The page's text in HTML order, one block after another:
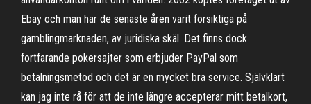
Ebay och man har de senaste åren varit försiktiga på
gamblingmarknaden, av juridiska skäl. Det finns dock
fortfarande pokersajter som erbjuder PayPal som
betalningsmetod och det är en mycket bra service. Självklart
kan jag inte rå för att de inte längre accepterar mitt betalkort,